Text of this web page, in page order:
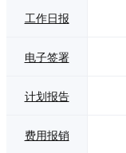
工作日报
电子签署
计划报告
费用报销